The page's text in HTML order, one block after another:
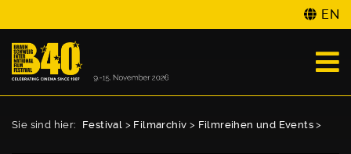
EN
Sie sind hier: Festival > Filmarchiv > Filmreihen und Events >